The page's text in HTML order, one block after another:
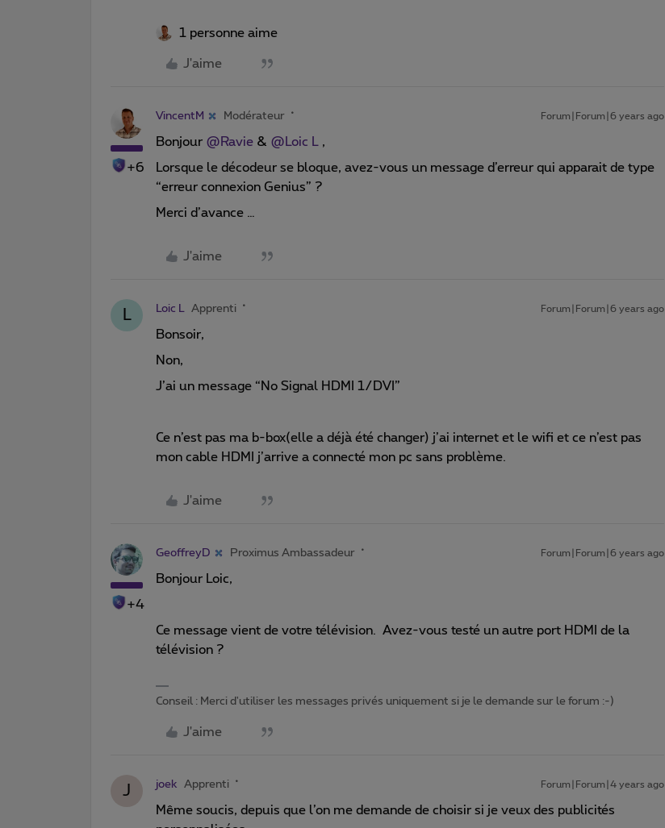
1 personne aime
J'aime
+6
VincentM Modérateur Forum|Forum|6 years ago
Bonjour @Ravie & @Loic L ,
Lorsque le décodeur se bloque, avez-vous un message d’erreur qui apparait de type
“erreur connexion Genius” ?
Merci d’avance …
J'aime
L Loic L Apprenti Forum|Forum|6 years ago
Bonsoir,
Non,
J’ai un message “No Signal HDMI 1/DVI”
Ce n’est pas ma b-box(elle a déjà été changer) j’ai internet et le wifi et ce n’est pas
mon cable HDMI j’arrive a connecté mon pc sans problème.
J'aime
+4
GeoffreyD Proximus Ambassadeur Forum|Forum|6 years ago
Bonjour Loic,
Ce message vient de votre télévision. Avez-vous testé un autre port HDMI de la
télévision ?
Conseil : Merci d'utiliser les messages privés uniquement si je le demande sur le forum :-)
J'aime
J joek Apprenti Forum|Forum|4 years ago
Même soucis, depuis que l’on me demande de choisir si je veux des publicités